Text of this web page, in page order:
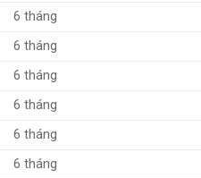
6 tháng
6 tháng
6 tháng
6 tháng
6 tháng
6 tháng